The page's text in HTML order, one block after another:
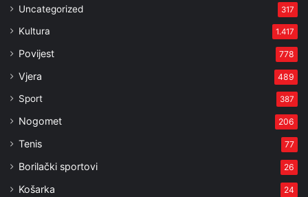
Uncategorized 317
Kultura 1.417
Povijest 778
Vjera 489
Sport 387
Nogomet 206
Tenis 77
Borilački sportovi 26
Košarka 24